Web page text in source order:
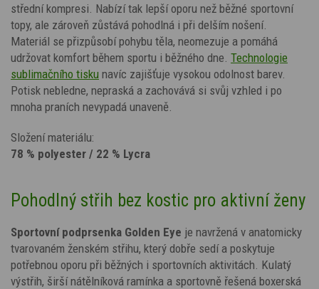
střední kompresi. Nabízí tak lepší oporu než běžné sportovní
topy, ale zároveň zůstává pohodlná i při delším nošení.
Materiál se přizpůsobí pohybu těla, neomezuje a pomáhá
udržovat komfort během sportu i běžného dne. Technologie
sublimačního tisku navíc zajišťuje vysokou odolnost barev.
Potisk nebledne, nepraská a zachovává si svůj vzhled i po
mnoha praních nevypadá unaveně.
Složení materiálu:
78 % polyester / 22 % Lycra
Pohodlný střih bez kostic pro aktivní ženy
Sportovní podprsenka Golden Eye je navržená v anatomicky
tvarovaném ženském střihu, který dobře sedí a poskytuje
potřebnou oporu při běžných i sportovních aktivitách. Kulatý
výstřih, širší nátělníková ramínka a sportovně řešená boxerská